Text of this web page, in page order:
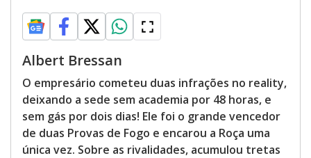
Albert Bressan
O empresário cometeu duas infrações no reality,
deixando a sede sem academia por 48 horas, e
sem gás por dois dias! Ele foi o grande vencedor
de duas Provas de Fogo e encarou a Roça uma
única vez. Sobre as rivalidades, acumulou tretas